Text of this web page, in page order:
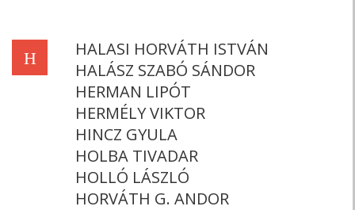
H
HALASI HORVÁTH ISTVÁN
HALÁSZ SZABÓ SÁNDOR
HERMAN LIPÓT
HERMÉLY VIKTOR
HINCZ GYULA
HOLBA TIVADAR
HOLLÓ LÁSZLÓ
HORVÁTH G. ANDOR